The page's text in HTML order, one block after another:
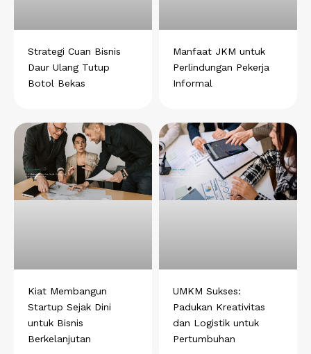
Strategi Cuan Bisnis
Daur Ulang Tutup
Botol Bekas
Manfaat JKM untuk
Perlindungan Pekerja
Informal
Kiat Membangun
Startup Sejak Dini
untuk Bisnis
Berkelanjutan
UMKM Sukses:
Padukan Kreativitas
dan Logistik untuk
Pertumbuhan